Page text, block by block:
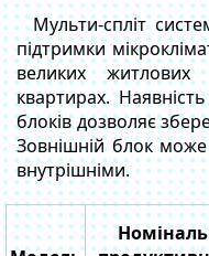
Мульти-спліт
підтримки
великих
квартирах. Наявність
блоків дозволяє
Зовнішній блок
внутрішніми.